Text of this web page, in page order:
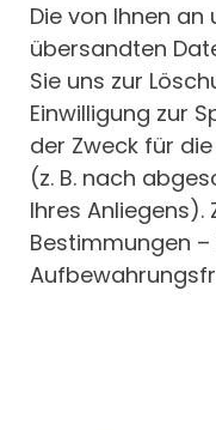
Die von Ihnen
übersandten
Sie uns zur
Einwilligung zur
der Zweck für
(z. B. nach
Ihres
Bestimmungen